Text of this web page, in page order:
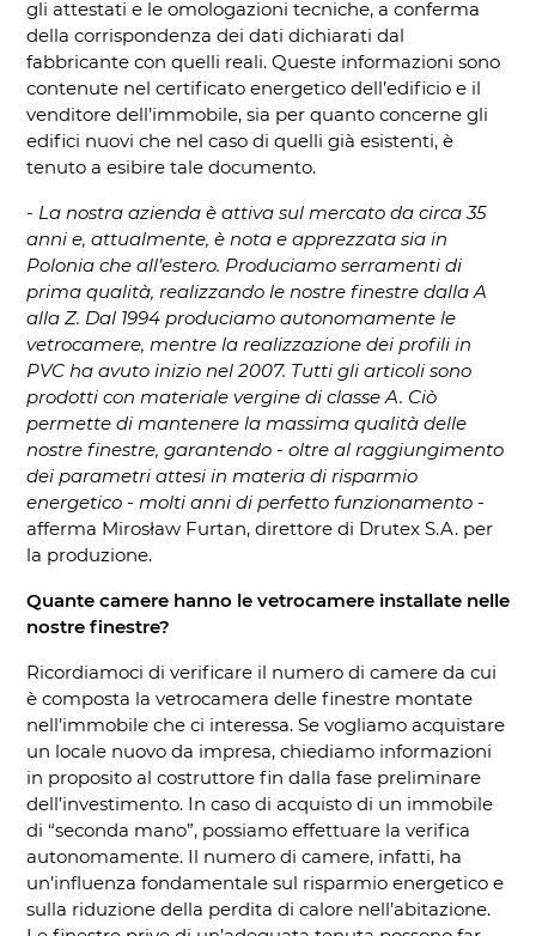
gli attestati e le omologazioni tecniche, a conferma
della corrispondenza dei dati dichiarati dal
fabbricante con quelli reali. Queste informazioni sono
contenute nel certificato energetico dell’edificio e il
venditore dell’immobile, sia per quanto concerne gli
edifici nuovi che nel caso di quelli già esistenti, è
tenuto a esibire tale documento.
- La nostra azienda è attiva sul mercato da circa 35
anni e, attualmente, è nota e apprezzata sia in
Polonia che all’estero. Produciamo serramenti di
prima qualità, realizzando le nostre finestre dalla A
alla Z. Dal 1994 produciamo autonomamente le
vetrocamere, mentre la realizzazione dei profili in
PVC ha avuto inizio nel 2007. Tutti gli articoli sono
prodotti con materiale vergine di classe A. Ciò
permette di mantenere la massima qualità delle
nostre finestre, garantendo - oltre al raggiungimento
dei parametri attesi in materia di risparmio
energetico - molti anni di perfetto funzionamento -
afferma Mirosław Furtan, direttore di Drutex S.A. per
la produzione.
Quante camere hanno le vetrocamere installate nelle
nostre finestre?
Ricordiamoci di verificare il numero di camere da cui
è composta la vetrocamera delle finestre montate
nell’immobile che ci interessa. Se vogliamo acquistare
un locale nuovo da impresa, chiediamo informazioni
in proposito al costruttore fin dalla fase preliminare
dell’investimento. In caso di acquisto di un immobile
di “seconda mano”, possiamo effettuare la verifica
autonomamente. Il numero di camere, infatti, ha
un’influenza fondamentale sul risparmio energetico e
sulla riduzione della perdita di calore nell’abitazione.